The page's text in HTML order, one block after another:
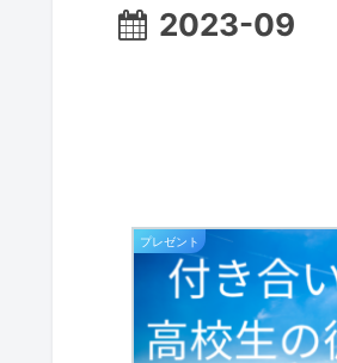
2023-09
プレゼント